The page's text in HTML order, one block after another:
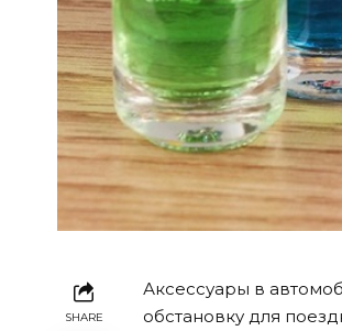
SHARE
Аксессуары в
обстановку для